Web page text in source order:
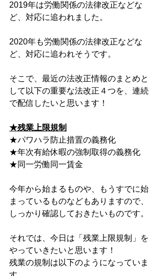
2019年は労働関係の法律改正などな
ど、対応に追われました。
2020年も労働関係の法律改正などな
ど、対応に追われそうです。
そこで、最近の法改正情報のまとめと
して以下の重要な法改正４つを、連続
で配信したいと思います！
★残業上限規制
★パワハラ防止措置の義務化
★年次有給休暇の強制取得の義務化
★同一労働同一賃金
今年から始まるものや、もうすでに始
まっているものなどもありますので、
しっかり確認しておきたいものです。
それでは、今日は「残業上限規制」を
やっていきたいと思います！
残業の規制は以下のようになっていま